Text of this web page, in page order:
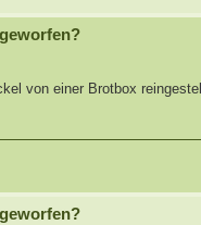
von einer Brotbox